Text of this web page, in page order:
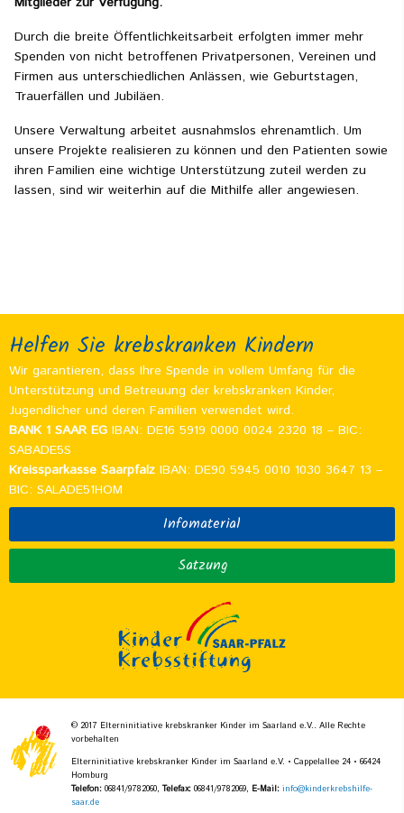
Durch die breite Öffentlichkeitsarbeit erfolgten immer mehr
Spenden von nicht betroffenen Privatpersonen, Vereinen und
Firmen aus unterschiedlichen Anlässen, wie Geburtstagen,
Trauerfällen und Jubiläen.
Unsere Verwaltung arbeitet ausnahmslos ehrenamtlich. Um
unsere Projekte realisieren zu können und den Patienten sowie
ihren Familien eine wichtige Unterstützung zuteil werden zu
lassen, sind wir weiterhin auf die Mithilfe aller angewiesen.
Helfen Sie krebskranken Kindern
Wir garantieren, dass Ihre Spende in vollem Umfang für die
Unterstützung und Betreuung der krebskranken Kinder,
Jugendlicher und deren Familien verwendet wird.
BANK 1 SAAR EG IBAN: DE16 5919 0000 0024 2320 18 – BIC:
SABADE5S
Kreissparkasse Saarpfalz IBAN: DE90 5945 0010 1030 3647 13 –
BIC: SALADE51HOM
Infomaterial
Satzung
© 2017 Elterninitiative krebskranker Kinder im Saarland e.V.. Alle Rechte
vorbehalten
Elterninitiative krebskranker Kinder im Saarland e.V. • Cappelallee 24 • 66424
Homburg
Telefon: 06841/9782060,Telefax: 06841/9782069, E-Mail: info@kinderkrebshilfe-
saar.de